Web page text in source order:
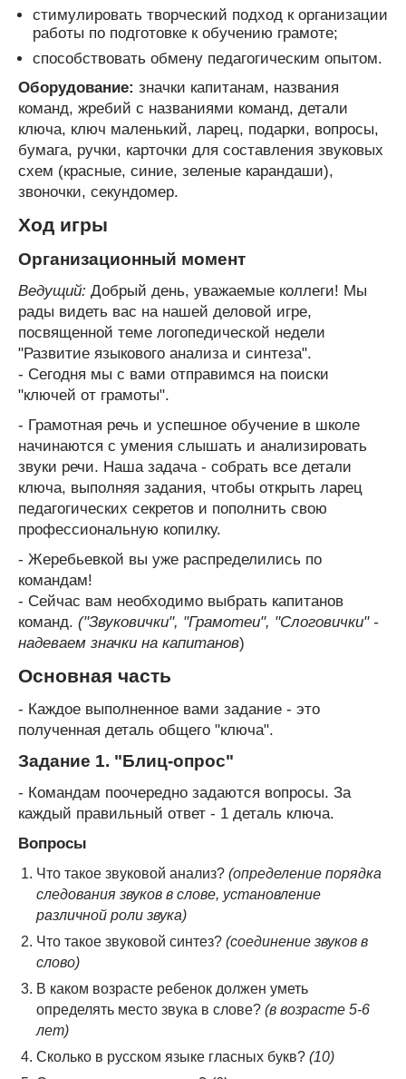
стимулировать творческий подход к организации
работы по подготовке к обучению грамоте;
способствовать обмену педагогическим опытом.
Оборудование: значки капитанам, названия
команд, жребий с названиями команд, детали
ключа, ключ маленький, ларец, подарки, вопросы,
бумага, ручки, карточки для составления звуковых
схем (красные, синие, зеленые карандаши),
звоночки, секундомер.
Ход игры
Организационный момент
Ведущий: Добрый день, уважаемые коллеги! Мы
рады видеть вас на нашей деловой игре,
посвященной теме логопедической недели
"Развитие языкового анализа и синтеза".
- Сегодня мы с вами отправимся на поиски
"ключей от грамоты".
- Грамотная речь и успешное обучение в школе
начинаются с умения слышать и анализировать
звуки речи. Наша задача - собрать все детали
ключа, выполняя задания, чтобы открыть ларец
педагогических секретов и пополнить свою
профессиональную копилку.
- Жеребьевкой вы уже распределились по
командам!
- Сейчас вам необходимо выбрать капитанов
команд. ("Звуковички", "Грамотеи", "Слоговички" -
надеваем значки на капитанов)
Основная часть
- Каждое выполненное вами задание - это
полученная деталь общего "ключа".
Задание 1. "Блиц-опрос"
- Командам поочередно задаются вопросы. За
каждый правильный ответ - 1 деталь ключа.
Вопросы
Что такое звуковой анализ? (определение порядка
следования звуков в слове, установление
различной роли звука)
Что такое звуковой синтез? (соединение звуков в
слово)
В каком возрасте ребенок должен уметь
определять место звука в слове? (в возрасте 5-6
лет)
Сколько в русском языке гласных букв? (10)